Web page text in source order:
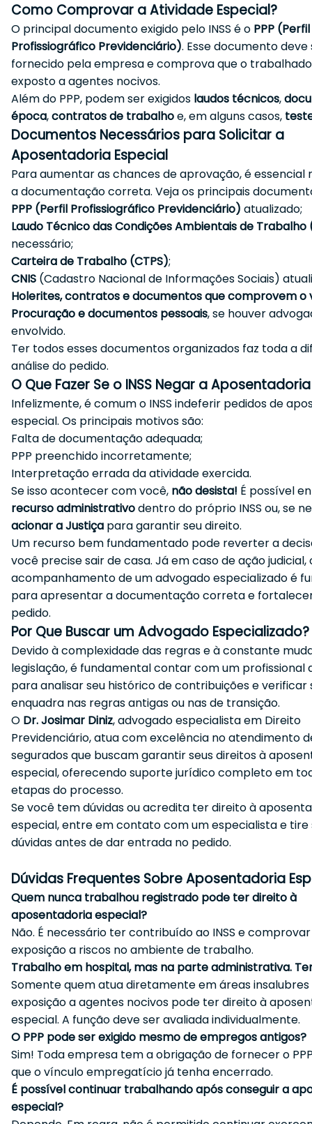
Como Comprovar a Atividade Especial?
O principal documento exigido pelo INSS é o PPP (Perfil
Profissiográfico Previdenciário). Esse documento deve
fornecido pela empresa e comprova que o
exposto a agentes nocivos.
Além do PPP, podem ser exigidos laudos técnicos,
época,contratos de trabalhoe, em alguns casos,
Documentos Necessários para Solicitar a
Aposentadoria Especial
Para aumentar as chances de aprovação, é essencial
a documentação correta. Veja os principais
PPP (Perfil Profissiográfico Previdenciário) atualizado;
Laudo Técnico das Condições Ambientais de Trabalho
necessário;
Carteira de Trabalho (CTPS);
CNIS (Cadastro Nacional de Informações Sociais)
Holerites, contratos e documentos que comprovem o
Procuração e documentos pessoais, se houver
envolvido.
Ter todos esses documentos organizados faz toda a
análise do pedido.
O Que Fazer Se o INSS Negar a
Infelizmente, é comum o INSS indeferir pedidos de
especial. Os principais motivos são:
Falta de documentação adequada;
PPP preenchido incorretamente;
Interpretação errada da atividade exercida.
Se isso acontecer com você, não desista! É possível
recurso administrativodentro do próprio INSS ou, se
acionar a Justiça para garantir seu direito.
Um recurso bem fundamentado pode reverter a
você precise sair de casa. Já em caso de ação judicial,
acompanhamento de um advogado especializado é
para apresentar a documentação correta e
pedido.
Por Que Buscar um Advogado Especializado?
Devido à complexidade das regras e à constante
legislação, é fundamental contar com um profissional
para analisar seu histórico de contribuições e verificar
enquadra nas regras antigas ou nas de transição.
O Dr. Josimar Diniz, advogado especialista em Direito
Previdenciário, atua com excelência no atendimento
segurados que buscam garantir seus direitos à
especial, oferecendo suporte jurídico completo em
etapas do processo.
Se você tem dúvidas ou acredita ter direito à
especial, entre em contato com um especialista e tire
dúvidas antes de dar entrada no pedido.
Dúvidas Frequentes Sobre Aposentadoria
Quem nunca trabalhou registrado pode ter direito à
aposentadoria especial?
Não. É necessário ter contribuído ao INSS e
exposição a riscos no ambiente de trabalho.
Trabalho em hospital, mas na parte administrativa.
Somente quem atua diretamente em áreas
exposição a agentes nocivos pode ter direito à
especial. A função deve ser avaliada individualmente.
O PPP pode ser exigido mesmo de empregos antigos?
Sim! Toda empresa tem a obrigação de fornecer o
que o vínculo empregatício já tenha encerrado.
É possível continuar trabalhando após conseguir a
especial?